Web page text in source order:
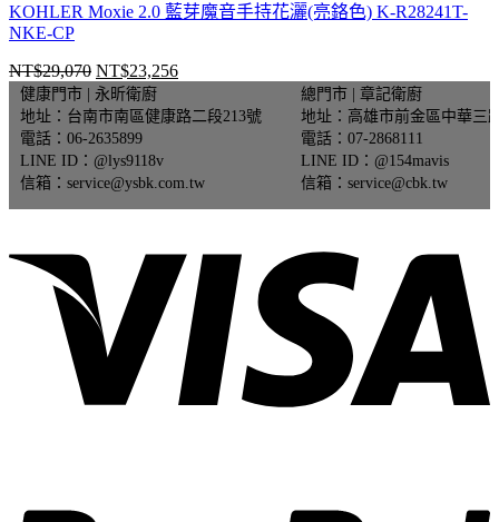
KOHLER Moxie 2.0 藍芽魔音手持花灑(亮鉻色) K-R28241T-
NKE-CP
NT$29,070 原
始
價
格：
NT$29,070。
NT$23,256目
價
NT$23,256。
健康門市 | 永昕衛廚
地址：台南市南區健康路二段213號
電話：06-2635899
LINE ID：@lys9118v
信箱：service@ysbk.com.tw
總門市 | 章記衛廚
地址：高雄市前金區中華三
電話：07-2868111
LINE ID：@154mavis
信箱：service@cbk.tw